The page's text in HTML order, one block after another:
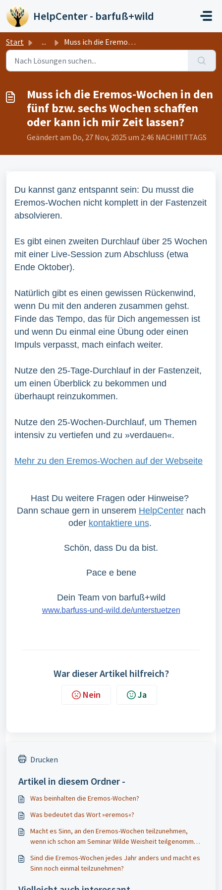
Zum hauptsächlichen Inhalt gehen
HelpCenter - barfuß+wild
Start ... Muss ich die Eremos-Wochen in den fünf bzw. sechs Wochen ...
Muss ich die Eremos-Wochen in den
fünf bzw. sechs Wochen schaffen
oder kann ich mir Zeit lassen?
Geändert am Do, 27 Nov, 2025 um 2:46 NACHMITTAGS
Du kannst ganz entspannt sein: Du musst die
Eremos-Wochen nicht komplett in der Fastenzeit
absolvieren.
Es gibt einen zweiten Durchlauf über 25 Wochen
mit einer Live-Session zum Abschluss (etwa
Ende Oktober).
Natürlich gibt es einen gewissen Rückenwind,
wenn Du mit den anderen zusammen gehst.
Finde das Tempo, das für Dich angemessen ist
und wenn Du einmal eine Übung oder einen
Impuls verpasst, mach einfach weiter.
Nutze den 25-Tage-Durchlauf in der Fastenzeit,
um einen Überblick zu bekommen und
überhaupt reinzukommen.
Nutze den 25-Wochen-Durchlauf, um Themen
intensiv zu vertiefen und zu »verdauen«.
Mehr zu den Eremos-Wochen auf der Webseite
Hast Du weitere Fragen oder Hinweise?
Dann schaue gern in unserem HelpCenternach
oder kontaktiere uns.
Schön, dass Du da bist.
Pace e bene
Dein Team von barfuß+wild
www.barfuss-und-wild.de/unterstuetzen
War dieser Artikel hilfreich?
Nein Ja
Drucken
Artikel in diesem Ordner -
Was beinhalten die Eremos-Wochen?
Was bedeutet das Wort »eremos«?
Macht es Sinn, an den Eremos-Wochen teilzunehmen,
wenn ich schon am Seminar Wilde Weisheit teilgenommen
Sind die Eremos-Wochen jedes Jahr anders und macht es
Sinn noch einmal teilzunehmen?